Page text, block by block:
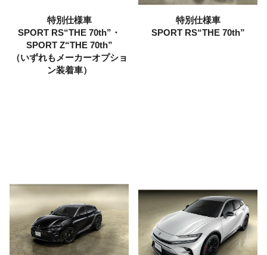
特別仕様車
SPORT RS“THE 70th”・
SPORT Z“THE 70th”
（いずれもメーカーオプショ
ン装着車）
特別仕様車
SPORT RS“THE 70th”